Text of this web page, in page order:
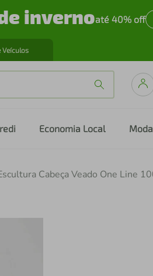
invernoaté 40% off
Veículos
Economia Local Moda